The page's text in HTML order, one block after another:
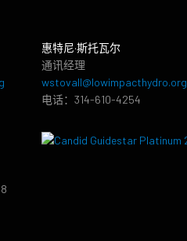
惠特尼·斯托瓦尔
通讯经理
wstovall@lowimpacthydro.org
电话：314-610-4254